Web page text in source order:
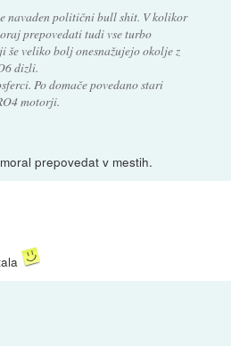
navaden politični bull shit. V kolikor
prepovedati tudi vse turbo
še veliko bolj onesnažujejo okolje z
dizli.
Po domače povedano stari
motorji.
prepovedat v mestih.